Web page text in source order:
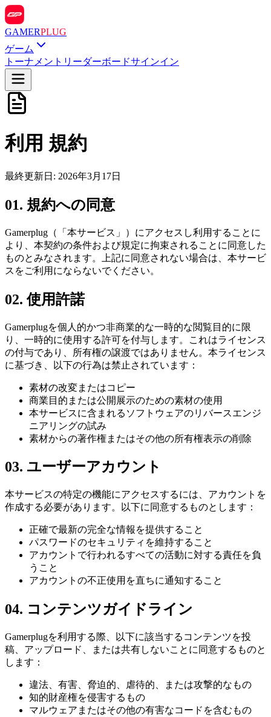
GAMERPLUG
ゲーム
トーナメント リーダーボードサインイン
利用 規約
最終更新日: 2026年3月17日
01. 規約への同意
Gamerplug（「本サービス」）にアクセスし利用することに
より、本契約の条件および規定に拘束されることに同意した
ものとみなされます。上記に同意されない場合は、本サービ
スをご利用にならないでください。
02. 使用許諾
Gamerplugを個人的かつ非商業的な一時的な閲覧目的に限
り、一時的に使用する許可を付与します。これはライセンス
の付与であり、所有権の譲渡ではありません。本ライセンス
に基づき、以下の行為は禁止されています：
素材の改変またはコピー
商業目的または公開展示のための素材の使用
本サービスに含まれるソフトウェアのリバースエンジ
ニアリングの試み
素材からの著作権またはその他の所有権表示の削除
03. ユーザーアカウント
本サービスの特定の機能にアクセスするには、アカウントを
作成する必要があります。以下に同意するものとします：
正確で最新の完全な情報を提供すること
パスワードのセキュリティを維持すること
アカウントで行われるすべての活動に対する責任を負
うこと
アカウントの不正使用を直ちに通知すること
04. コンテンツガイドライン
Gamerplugを利用する際、以下に該当するコンテンツを投
稿、アップロード、または共有しないことに同意するものと
します：
違法、有害、脅迫的、虐待的、または攻撃的なもの
知的財産権を侵害するもの
マルウェアまたはその他の有害なコードを含むもの